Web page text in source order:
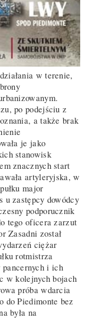
w terenie,
po podejściu z
a także brak
je jako
stanowisk
znacznych start
artyleryjska, w
major
u zastępcy dowódcy
podporucznik
tego oficera zarzut
Zasadni został
ciężar
rotmistrza
i ich
w kolejnych bojach
próba wdarcia
do Piedimonte bez
była na